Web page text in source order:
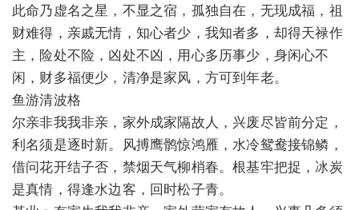
此命乃虚名之星，不显之宿，孤独自在，无现成福，祖
财难得，亲戚无情，知心者少，我知者多，却得天禄作
主，险处不险，凶处不凶，用心多历事少，身闲心不
闲，财多福便少，清净是家风，方可到年老。
鱼游清波格
尔亲非我我非亲，家外成家隔故人，兴废尽皆前分定，
利名须是逐时新。风搏鹰鹘惊鸿雁，水冷鸳鸯接锦鳞，
借问花开结子否，禁烟天气柳梢春。根基牢把捉，冰炭
是真情，得逢水边客，回时松子青。